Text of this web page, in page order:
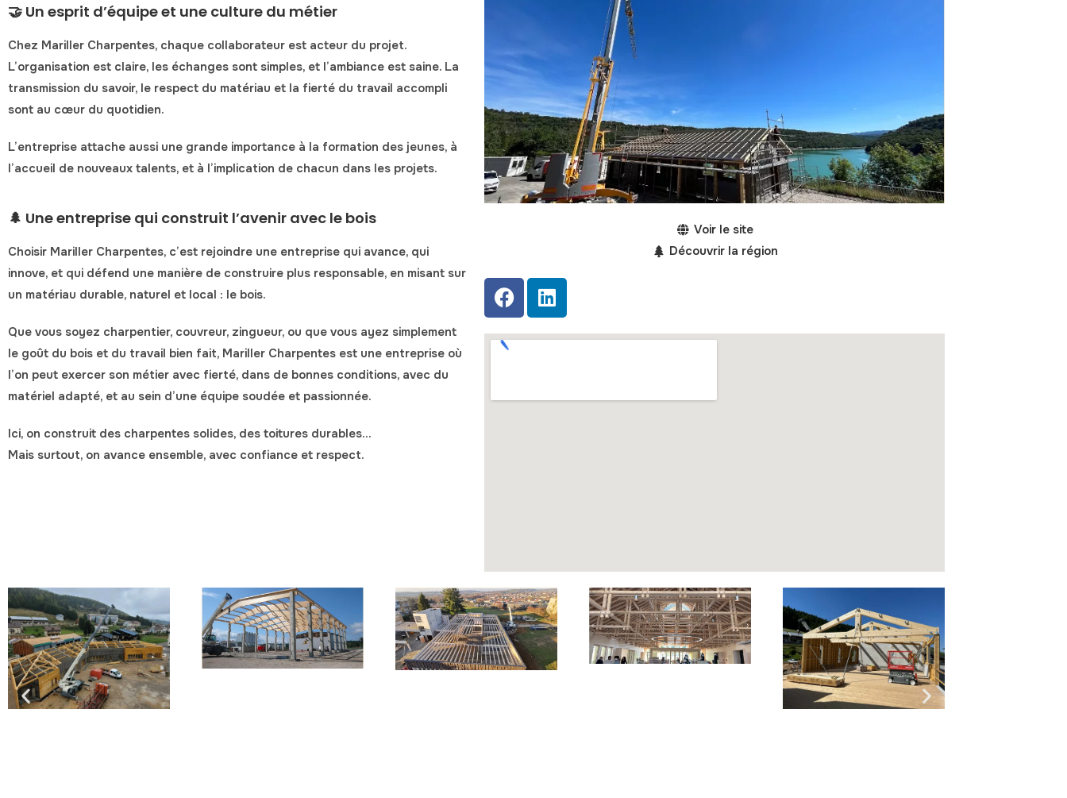
🤝 Un esprit d’équipe et une culture du métier
Chez Mariller Charpentes, chaque collaborateur est acteur du projet.
L’organisation est claire, les échanges sont simples, et l’ambiance est saine. La
transmission du savoir, le respect du matériau et la fierté du travail accompli
sont au cœur du quotidien.
L’entreprise attache aussi une grande importance à la formation des jeunes, à
l’accueil de nouveaux talents, et à l’implication de chacun dans les projets.
🌲 Une entreprise qui construit l’avenir avec le bois
Choisir Mariller Charpentes, c’est rejoindre une entreprise qui avance, qui
innove, et qui défend une manière de construire plus responsable, en misant sur
un matériau durable, naturel et local : le bois.
Que vous soyez charpentier, couvreur, zingueur, ou que vous ayez simplement
le goût du bois et du travail bien fait, Mariller Charpentes est une entreprise où
l’on peut exercer son métier avec fierté, dans de bonnes conditions, avec du
matériel adapté, et au sein d’une équipe soudée et passionnée.
Ici, on construit des charpentes solides, des toitures durables…
Mais surtout, on avance ensemble, avec confiance et respect.
Voir le site
Découvrir la région